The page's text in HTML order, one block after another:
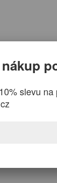
a
i
která
opasek.
postupně
slevu